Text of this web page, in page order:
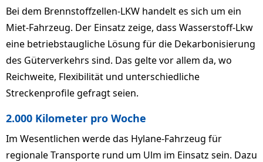
Bei dem Brennstoffzellen-LKW handelt es sich um ein
Miet-Fahrzeug. Der Einsatz zeige, dass Wasserstoff-Lkw
eine betriebstaugliche Lösung für die Dekarbonisierung
des Güterverkehrs sind. Das gelte vor allem da, wo
Reichweite, Flexibilität und unterschiedliche
Streckenprofile gefragt seien.
2.000 Kilometer pro Woche
Im Wesentlichen werde das Hylane-Fahrzeug für
regionale Transporte rund um Ulm im Einsatz sein. Dazu